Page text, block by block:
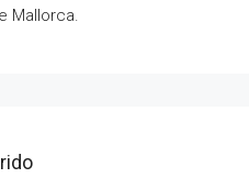
Mallorca.